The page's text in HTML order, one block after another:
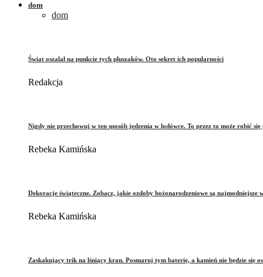
dom
dom
Świat oszalał na punkcie tych pluszaków. Oto sekret ich popularności
Redakcja
Nigdy nie przechowuj w ten sposób jedzenia w lodówce. To przez to może robić się
Rebeka Kamińska
Dekoracje świąteczne. Zobacz, jakie ozdoby bożonarodzeniowe są najmodniejsze
Rebeka Kamińska
Zaskakujący trik na lśniący kran. Posmaruj tym baterię, a kamień nie będzie się